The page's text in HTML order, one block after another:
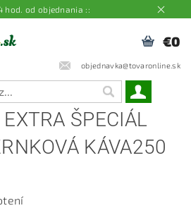
hod. od objednania ::
objednavka@tovaronline.sk
€0
ŠPECIÁL
KÁVA250